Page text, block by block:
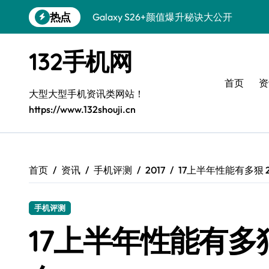
到
热点
Galaxy S26+颜值爆升秘诀大公开
三星Galaxy S26发布：个性美化技巧全解
Galaxy S25美颜秘籍：个性定制炫酷玩法
Galaxy C55 5G登场，演绎三星美学新巅
Galaxy C55 5G焕新秘籍：潮流定制随心
Galaxy S25+闪亮登场，这样打扮秒变焦
132手机网
大型大型手机资讯类网站！
https://www.132shouji.cn
首页
首页 资讯 手机评测 2017 17上半年性能有多狠
手机评测
17上半年性能有